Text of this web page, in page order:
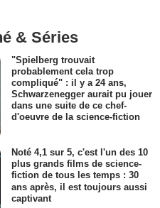
& Séries
"Spielberg trouvait
probablement cela trop
compliqué" : il y a 24 ans,
Schwarzenegger aurait pu jouer
dans une suite de ce chef-
d'oeuvre de la science-fiction
Noté 4,1 sur 5, c'est l'un des 10
plus grands films de science-
fiction de tous les temps : 30
ans après, il est toujours aussi
captivant